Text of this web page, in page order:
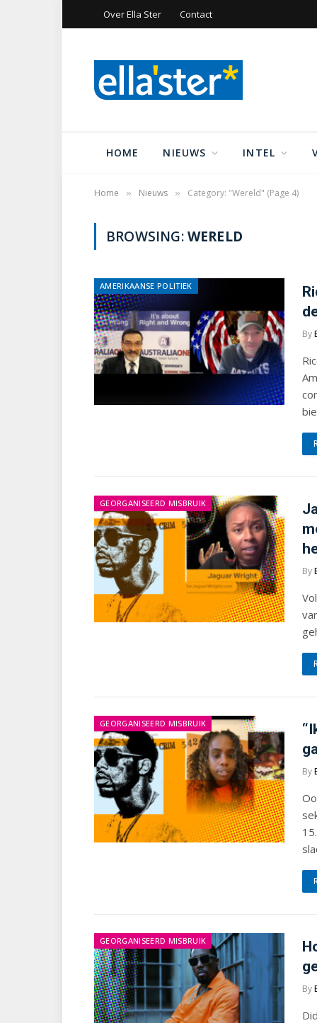
Over Ella Ster Contact
HOME NIEUWS INTEL
Home » Nieuws » Category: "Wereld" (Page 4)
BROWSING:WERELD
AMERIKAANSE POLITIEK
By
GEORGANISEERD MISBRUIK
By
GEORGANISEERD MISBRUIK
By
GEORGANISEERD MISBRUIK
By